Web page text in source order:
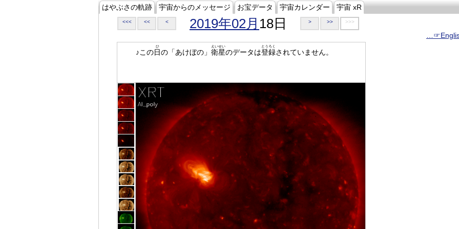
はやぶさの軌跡 宇宙からのメッセージ お宝データ 宇宙カレンダー 宇宙 xR
<<< << < 2019年02月 18日 > >> >>>
♪この日
ひ
の「あけぼの」 衛星
えいせい
のデータは登録
とうろく
されていません。